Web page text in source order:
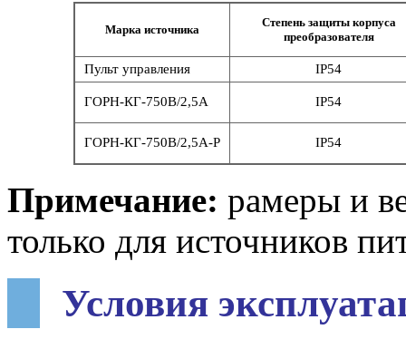
Марка источника
Степень защиты корпуса
преобразователя
Пульт управления IP54
ГОРН-КГ-750В/2,5А IP54
ГОРН-КГ-750В/2,5А-Р IP54
Примечание: рамеры и
только для источников
Условия